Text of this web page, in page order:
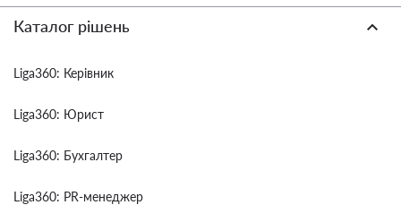
Каталог рішень
Liga360: Керівник
Liga360: Юрист
Liga360: Бухгалтер
Liga360: PR-менеджер